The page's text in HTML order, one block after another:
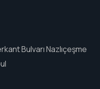
Bulvarı Nazlıçeşme